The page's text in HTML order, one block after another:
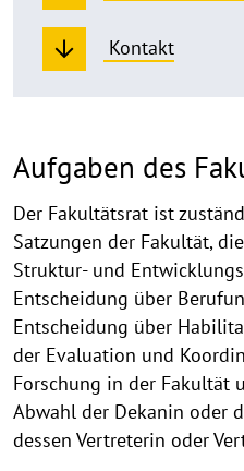
Kontakt
Aufgaben des
Der Fakultätsrat ist
Satzungen der Fakultät,
Struktur- und
Entscheidung über
Entscheidung über
der Evaluation und
Forschung in der Fakultät
Abwahl der Dekanin oder
dessen Vertreterin oder